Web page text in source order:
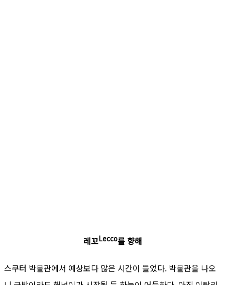
레꼬Lecco를 향해
스쿠터 박물관에서 예상보다 많은 시간이 들었다. 박물관을 나오